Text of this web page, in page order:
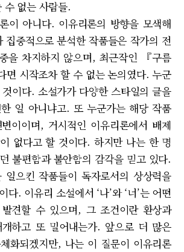
수 없는 사람들.
이 아니다. 이유리론의 방향을 모색해
집중적으로 분석한 작품들은 작가의 전
을 차지하지 않으며, 최근작인 『구름
면 시작조차 할 수 없는 논의였다. 누군
이다. 소설가가 다양한 스타일의 글을
일 아니냐고. 또 누군가는 해당 작품
이이며, 거시적인 이유리론에서 배제
없다고 할 것이다. 하지만 나는 한 명
불편함과 불안함의 감각을 믿고 있다.
으킨 작품들이 독자로서의 상상력을
다. 이유리 소설에서 ‘나’와 ‘너’는 어떤
견할 수 있으며, 그 조건이란 환상과
하고 또 밀어내는가. 앞으로 더 많은
화되겠지만, 나는 이 질문이 이유리론